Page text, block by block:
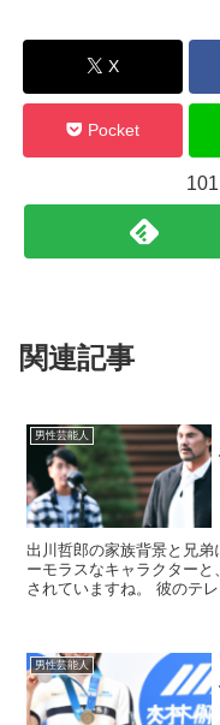
X
Pocket
関連記事
男性芸能人
出川哲郎の家族背景と兄
ーモラスなキャラクター
されていますね。 彼のテ
男性芸能人